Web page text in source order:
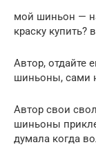
мой шиньон —
краску купить?
Автор, отдайте
шиньоны, сами
Автор свои
шиньоны
думала когда